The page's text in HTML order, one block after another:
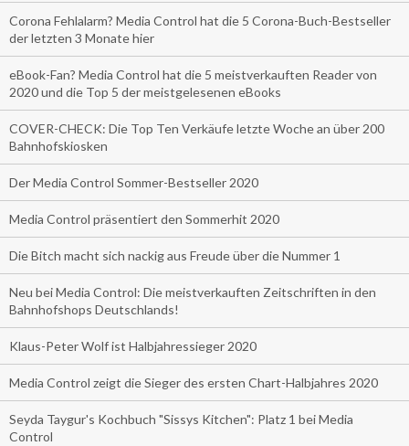
Corona Fehlalarm? Media Control hat die 5 Corona-Buch-Bestseller
der letzten 3 Monate hier
eBook-Fan? Media Control hat die 5 meistverkauften Reader von
2020 und die Top 5 der meistgelesenen eBooks
COVER-CHECK: Die Top Ten Verkäufe letzte Woche an über 200
Bahnhofskiosken
Der Media Control Sommer-Bestseller 2020
Media Control präsentiert den Sommerhit 2020
Die Bitch macht sich nackig aus Freude über die Nummer 1
Neu bei Media Control: Die meistverkauften Zeitschriften in den
Bahnhofshops Deutschlands!
Klaus-Peter Wolf ist Halbjahressieger 2020
Media Control zeigt die Sieger des ersten Chart-Halbjahres 2020
Seyda Taygur's Kochbuch "Sissys Kitchen": Platz 1 bei Media
Control